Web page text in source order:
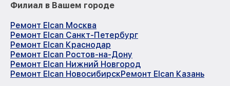
Филиал в Вашем городе
Ремонт Elcan Москва
Ремонт Elcan Санкт-Петербург
Ремонт Elcan Краснодар
Ремонт Elcan Ростов-на-Дону
Ремонт Elcan Нижний Новгород
Ремонт Elcan НовосибирскРемонт Elcan Казань